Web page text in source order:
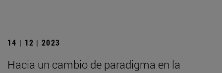
14 | 12 | 2023
Hacia un cambio de paradigma en la